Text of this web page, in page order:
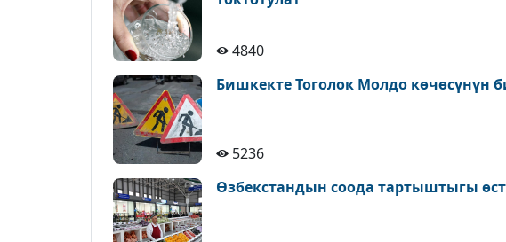
4840
Бишкекте Тоголок Молдо көчөсүнүн
5236
Өзбекстандын соода тартыштыгы